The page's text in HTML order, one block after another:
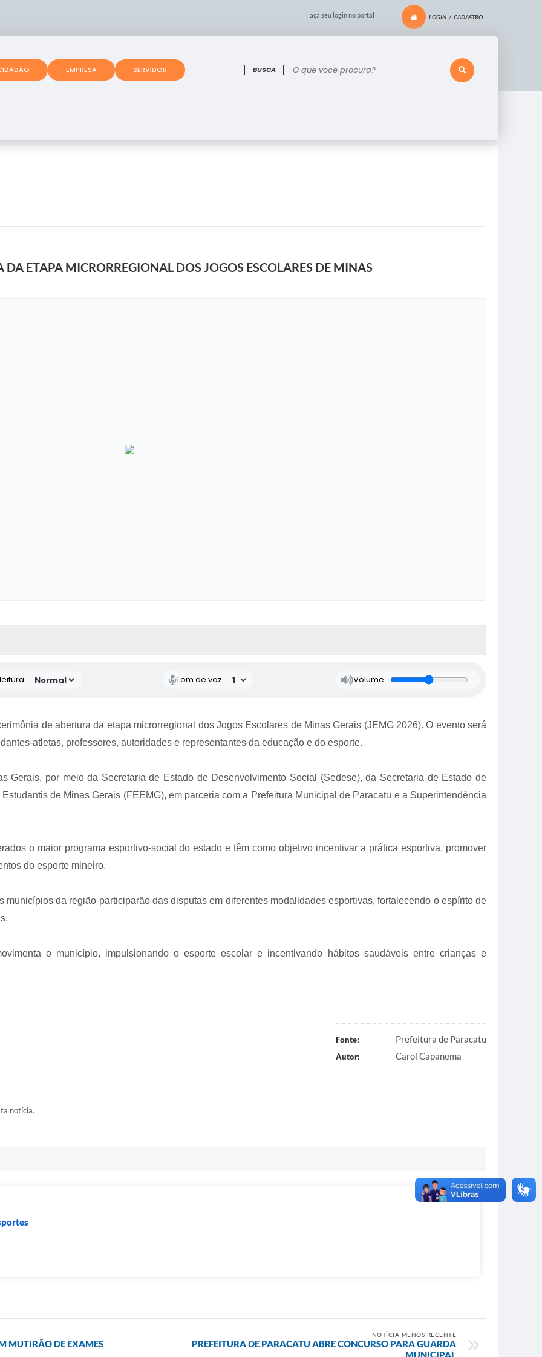
Faça seu login no portal LOGIN / CADASTRO
O que voce procura?
EMPRESA SERVIDOR
DA ETAPA MICRORREGIONAL DOS JOGOS ESCOLARES DE MINAS
Tom de voz: Volume
de abertura da etapa microrregional dos Jogos Escolares de Minas Gerais (JEMG 2026). O evento será
atletas, professores, autoridades e representantes da educação e do esporte.
Gerais, por meio da Secretaria de Estado de Desenvolvimento Social (Sedese), da Secretaria de Estado de
de Minas Gerais (FEEMG), em parceria com a Prefeitura Municipal de Paracatu e a Superintendência
o maior programa esportivo-social do estado e têm como objetivo incentivar a prática esportiva, promover
do esporte mineiro.
municípios da região participarão das disputas em diferentes modalidades esportivas, fortalecendo o espírito de
o município, impulsionando o esporte escolar e incentivando hábitos saudáveis entre crianças e
Fonte: Prefeitura de Paracatu
Autor: Carol Capanema
notícia.
MUTIRÃO DE EXAMES
NOTÍCIA MENOS RECENTE
PREFEITURA DE PARACATU ABRE CONCURSO PARA GUARDA
MUNICIPAL